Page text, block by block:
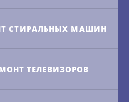
СТИРАЛЬНЫХ МАШИН
ТЕЛЕВИЗОРОВ